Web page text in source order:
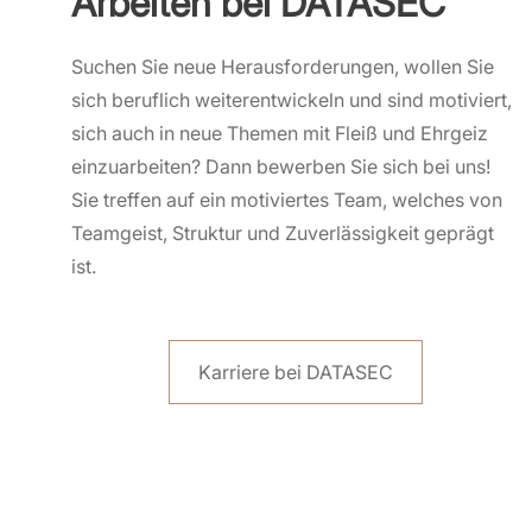
Suchen Sie neue Herausforderungen, wollen Sie
sich beruflich weiterentwickeln und sind motiviert,
sich auch in neue Themen mit Fleiß und Ehrgeiz
einzuarbeiten? Dann bewerben Sie sich bei uns!
Sie treffen auf ein motiviertes Team, welches von
Teamgeist, Struktur und Zuverlässigkeit geprägt
ist.
Karriere bei DATASEC